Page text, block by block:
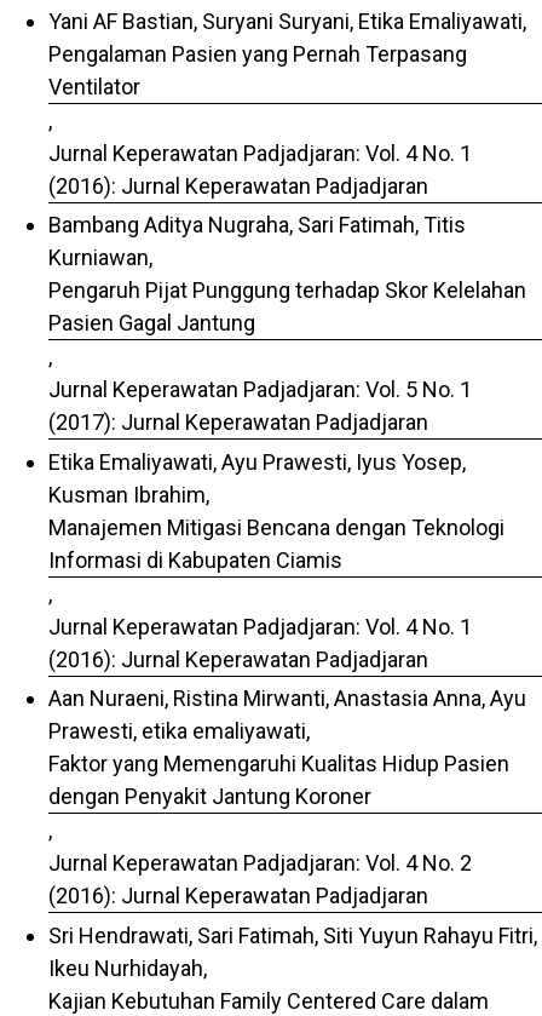
Yani AF Bastian, Suryani Suryani, Etika Emaliyawati,
Pengalaman Pasien yang Pernah Terpasang
Ventilator
,
Jurnal Keperawatan Padjadjaran: Vol. 4 No. 1
(2016): Jurnal Keperawatan Padjadjaran
Bambang Aditya Nugraha, Sari Fatimah, Titis
Kurniawan,
Pengaruh Pijat Punggung terhadap Skor Kelelahan
Pasien Gagal Jantung
,
Jurnal Keperawatan Padjadjaran: Vol. 5 No. 1
(2017): Jurnal Keperawatan Padjadjaran
Etika Emaliyawati, Ayu Prawesti, Iyus Yosep,
Kusman Ibrahim,
Manajemen Mitigasi Bencana dengan Teknologi
Informasi di Kabupaten Ciamis
,
Jurnal Keperawatan Padjadjaran: Vol. 4 No. 1
(2016): Jurnal Keperawatan Padjadjaran
Aan Nuraeni, Ristina Mirwanti, Anastasia Anna, Ayu
Prawesti, etika emaliyawati,
Faktor yang Memengaruhi Kualitas Hidup Pasien
dengan Penyakit Jantung Koroner
,
Jurnal Keperawatan Padjadjaran: Vol. 4 No. 2
(2016): Jurnal Keperawatan Padjadjaran
Sri Hendrawati, Sari Fatimah, Siti Yuyun Rahayu Fitri,
Ikeu Nurhidayah,
Kajian Kebutuhan Family Centered Care dalam